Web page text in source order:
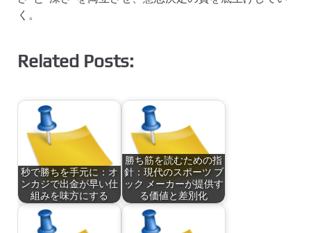
く。
Related Posts:
秒で勝ちを手元に：オ
ンカジで出金が早い仕
組みを味方にする
勝ち筋を読むための指
針：現代のスポーツ ブ
ック メーカーが提供す
る価値と差別化